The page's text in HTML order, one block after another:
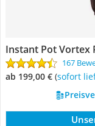
Instant Pot Vortex
167
ab 199,00 € ( Sofort